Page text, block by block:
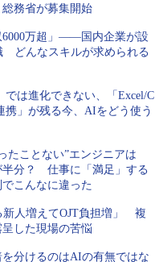
務省が募集開始
6000万超」――国内企業が設
どんなスキルが求められる
では進化できない、「Excel/C
携」が残る今、AIをどう使う
たことない”エンジニアは
半分？ 仕事に「満足」する
こんなに違った
新人増えてOJT負担増」 複
した現場の苦悩
を分けるのはAIの有無ではな